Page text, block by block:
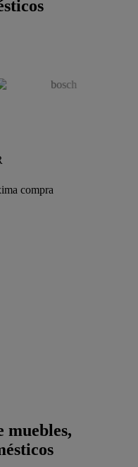
compra
muebles,